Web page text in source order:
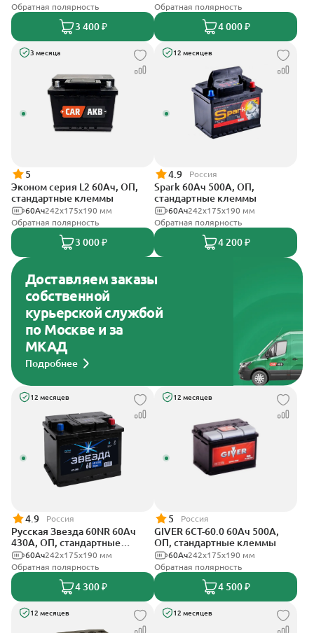
Обратная полярность
3 400 ₽
Обратная полярность
4 000 ₽
3 месяца
5
Эконом серия L2 60Ач, ОП,
стандартные клеммы
242х175х190 мм
60Ач
Обратная полярность
3 000 ₽
12 месяцев
4.9 Россия
Spark 60Ач 500А, ОП,
стандартные клеммы
242х175х190 мм
60Ач
Обратная полярность
4 200 ₽
Доставляем заказы
собственной
курьерской службой
по Москве и за
МКАД
Подробнее
12 месяцев
4.9 Россия
Русская Звезда 60NR 60Ач
430А, ОП, стандартные
клеммы242x175x190 мм
60Ач
Обратная полярность
4 300 ₽
12 месяцев
5 Россия
GIVER 6СТ-60.0 60Ач 500А,
ОП, стандартные клеммы
242х175х190 мм
60Ач
Обратная полярность
4 500 ₽
12 месяцев 12 месяцев